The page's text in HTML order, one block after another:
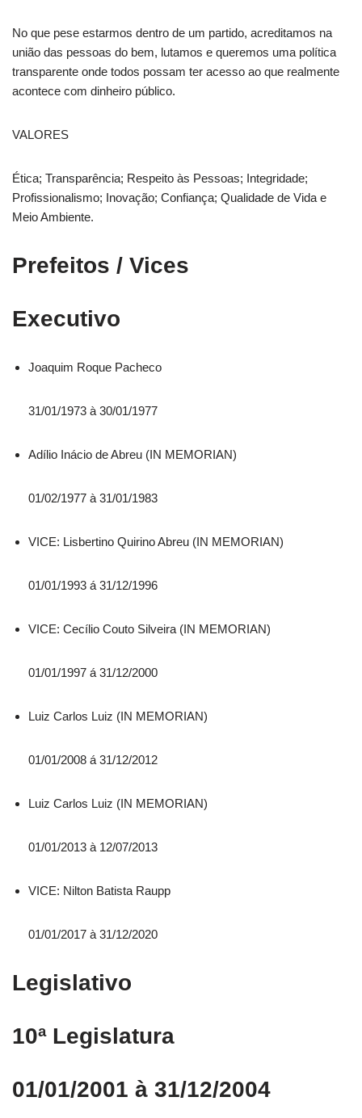
No que pese estarmos dentro de um partido, acreditamos na
união das pessoas do bem, lutamos e queremos uma política
transparente onde todos possam ter acesso ao que realmente
acontece com dinheiro público.
VALORES
Ética; Transparência; Respeito às Pessoas; Integridade;
Profissionalismo; Inovação; Confiança; Qualidade de Vida e
Meio Ambiente.
Prefeitos / Vices
Executivo
Joaquim Roque Pacheco
31/01/1973 à 30/01/1977
Adílio Inácio de Abreu (IN MEMORIAN)
01/02/1977 à 31/01/1983
VICE: Lisbertino Quirino Abreu (IN MEMORIAN)
01/01/1993 á 31/12/1996
VICE: Cecílio Couto Silveira (IN MEMORIAN)
01/01/1997 á 31/12/2000
Luiz Carlos Luiz (IN MEMORIAN)
01/01/2008 á 31/12/2012
Luiz Carlos Luiz (IN MEMORIAN)
01/01/2013 à 12/07/2013
VICE: Nilton Batista Raupp
01/01/2017 à 31/12/2020
Legislativo
10ª Legislatura
01/01/2001 à 31/12/2004